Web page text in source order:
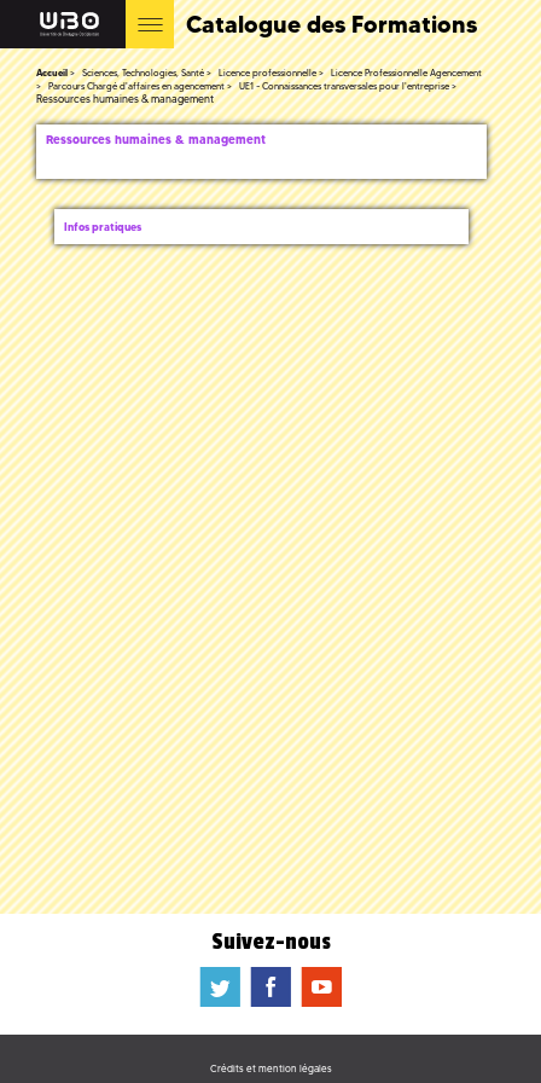
Catalogue des Formations
Accueil Sciences, Technologies, Santé Licence professionnelle
Licence Professionnelle Agencement
Parcours Chargé d'affaires en agencement
UE1 - Connaissances transversales pour l'entreprise
Ressources humaines & management
Ressources humaines & management
Infos pratiques
Suivez-nous
a b f
Crédits et mention légales